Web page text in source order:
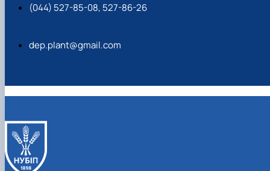
(044) 527-85-08, 527-86-26
dep.plant@gmail.com